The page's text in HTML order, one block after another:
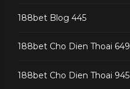
188bet Blog 445
188bet Cho Dien Thoai 649
188bet Cho Dien Thoai 945